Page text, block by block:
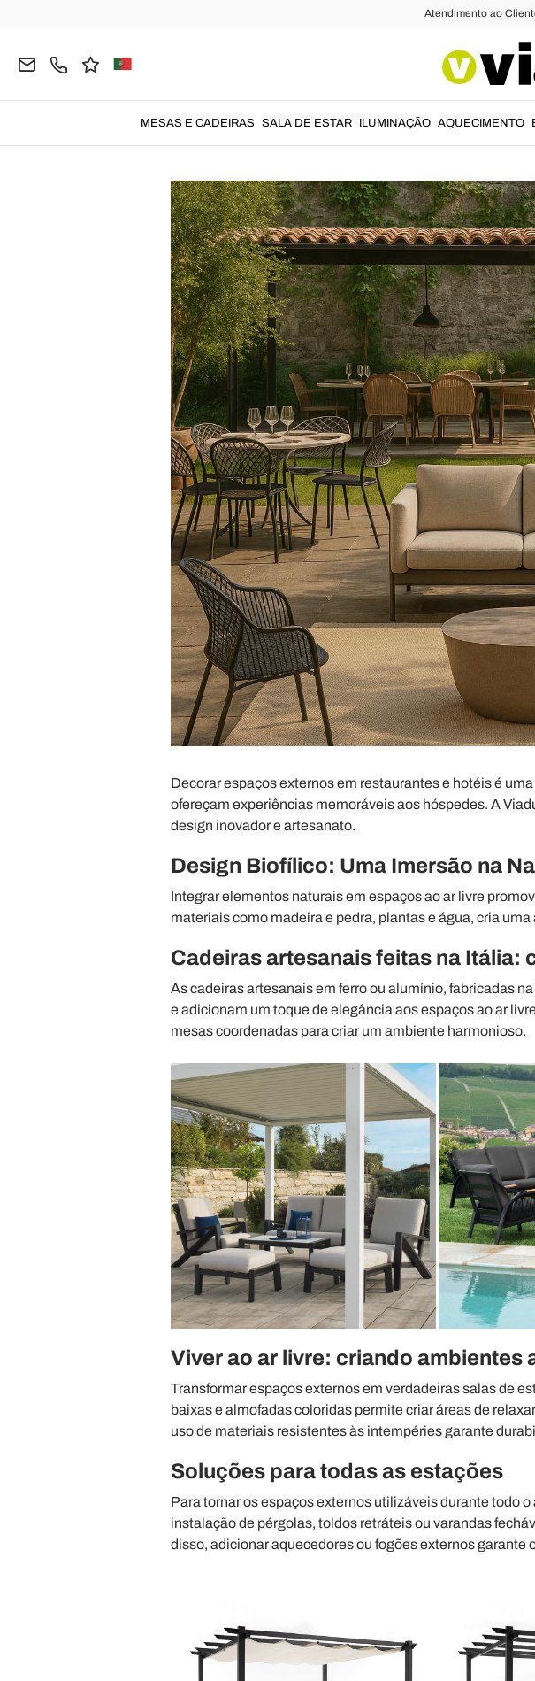
Atendimento ao
MESAS E CADEIRAS SALA DE ESTAR ILUMINAÇÃO AQUECIMENTO
Mobiliário de espaços exteriores
Decorar espaços externos em restaurantes e hotéis é
ofereçam experiências memoráveis aos hóspedes. A
design inovador e artesanato.
Design Biofílico: Uma Imersão na
Integrar elementos naturais em espaços ao ar livre
materiais como madeira e pedra, plantas e água, cria
Cadeiras artesanais feitas na Itália:
As cadeiras artesanais em ferro ou alumínio, fabricadas
e adicionam um toque de elegância aos espaços ao ar
mesas coordenadas para criar um ambiente harmonioso.
Viver ao ar livre: criando ambientes
Transformar espaços externos em verdadeiras salas de
baixas e almofadas coloridas permite criar áreas de
uso de materiais resistentes às intempéries garante
Soluções para todas as estações
Para tornar os espaços externos utilizáveis durante todo
instalação de pérgolas, toldos retráteis ou varandas
disso, adicionar aquecedores ou fogões externos